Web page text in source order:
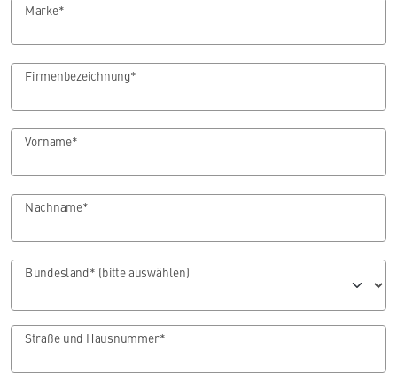
Marke*
Firmenbezeichnung*
Vorname*
Nachname*
Bundesland* (bitte auswählen)
Straße und Hausnummer*